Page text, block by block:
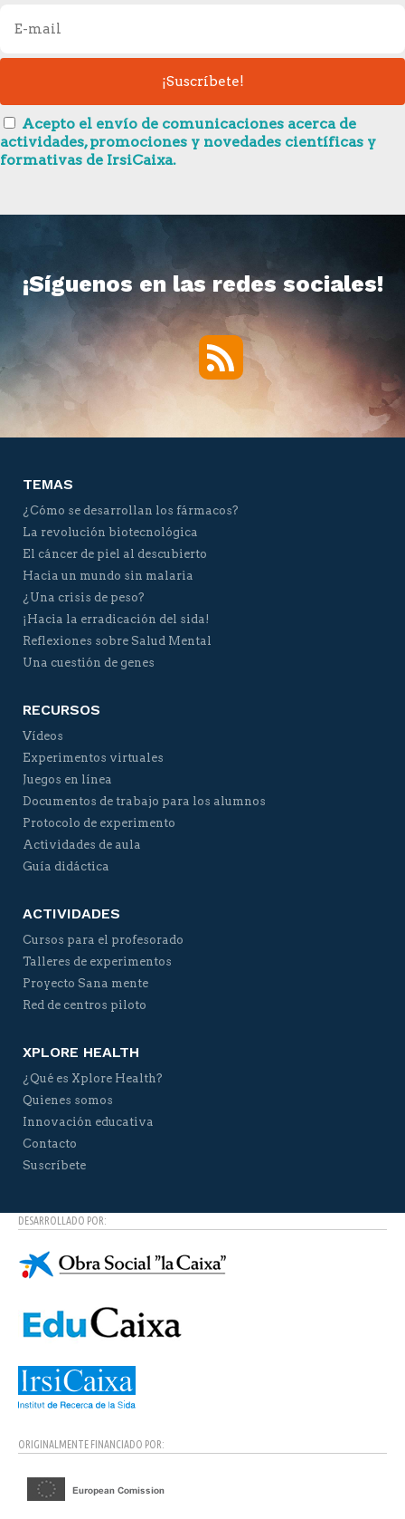
Acepto el envío de comunicaciones acerca de
actividades, promociones y novedades científicas y
formativas de IrsiCaixa.
¡Síguenos en las redes sociales!
RSS
TEMAS
¿Cómo se desarrollan los fármacos?
La revolución biotecnológica
El cáncer de piel al descubierto
Hacia un mundo sin malaria
¿Una crisis de peso?
¡Hacia la erradicación del sida!
Reflexiones sobre Salud Mental
Una cuestión de genes
RECURSOS
Vídeos
Experimentos virtuales
Juegos en línea
Documentos de trabajo para los alumnos
Protocolo de experimento
Actividades de aula
Guía didáctica
ACTIVIDADES
Cursos para el profesorado
Talleres de experimentos
Proyecto Sana mente
Red de centros piloto
XPLORE HEALTH
¿Qué es Xplore Health?
Quienes somos
Innovación educativa
Contacto
Suscríbete
DESARROLLADO POR:
ORIGINALMENTE FINANCIADO POR: